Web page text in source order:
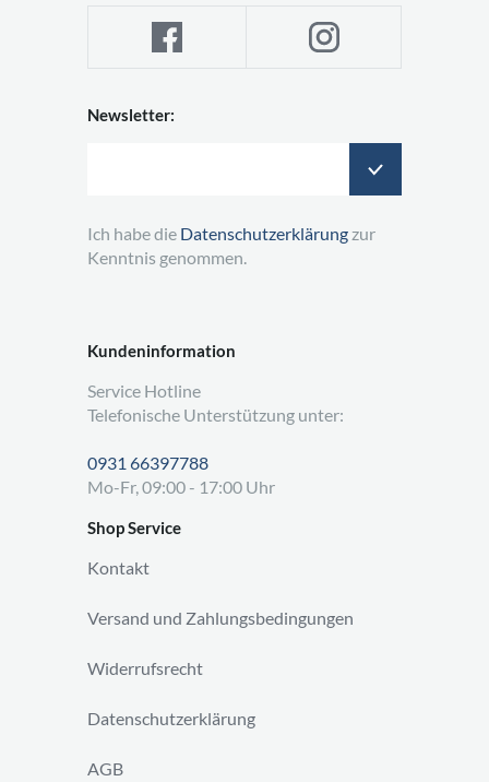
Kundeninformation
Service Hotline
Telefonische Unterstützung unter:
0931 66397788
Mo-Fr, 09:00 - 17:00 Uhr
Shop Service
Kontakt
Versand und Zahlungsbedingungen
Widerrufsrecht
Datenschutzerklärung
AGB
Newsletter:
Ich habe die Datenschutzerklärung zur
Kenntnis genommen.